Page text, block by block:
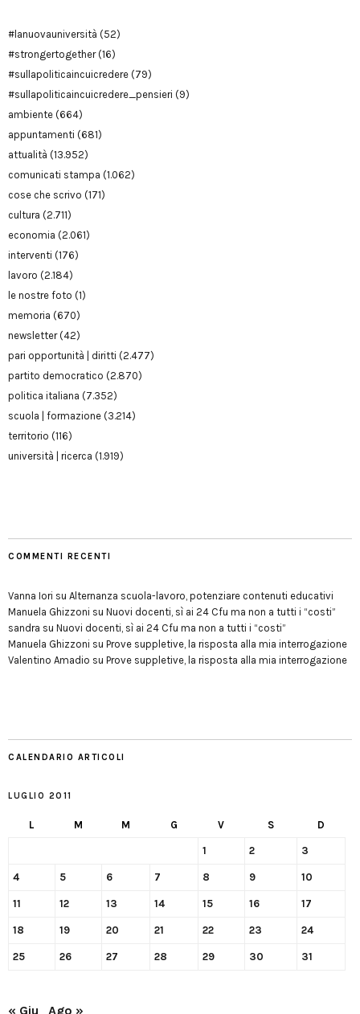
#lanuovauniversità (52)
#strongertogether(16)
#sullapoliticaincuicredere (79)
#sullapoliticaincuicredere_pensieri (9)
ambiente (664)
appuntamenti (681)
attualità (13.952)
comunicati stampa (1.062)
cose che scrivo (171)
cultura (2.711)
economia (2.061)
interventi (176)
lavoro (2.184)
le nostre foto (1)
memoria (670)
newsletter(42)
pari opportunità | diritti (2.477)
partito democratico (2.870)
politica italiana (7.352)
scuola | formazione (3.214)
territorio (116)
università | ricerca (1.919)
COMMENTI RECENTI
Vanna Iori su Alternanza scuola-lavoro, potenziare contenuti educativi
Manuela Ghizzoni su Nuovi docenti, sì ai 24 Cfu ma non a tutti i “costi”
sandra su Nuovi docenti, sì ai 24 Cfu ma non a tutti i “costi”
Manuela Ghizzoni su Prove suppletive, la risposta alla mia interrogazione
Valentino Amadio su Prove suppletive, la risposta alla mia interrogazione
CALENDARIO ARTICOLI
LUGLIO 2011
L M M G V S D
1 2 3
4 5 6 7 8 9 10
11 12 13 14 15 16 17
18 19 20 21 22 23 24
25 26 27 28 29 30 31
« Giu Ago »